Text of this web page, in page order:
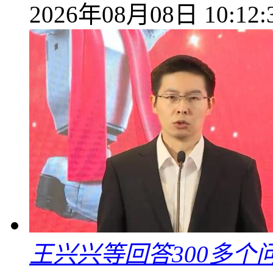
2026年08月08日
王兴兴等回答300多个